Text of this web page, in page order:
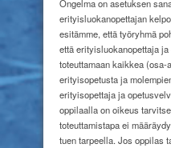
Ongelma on asetuksen
erityisluokanopettajan
esitämme, että työryhmä
että erityisluokanopettaja
toteuttamaan kaikkea
erityisopetusta ja
erityisopettaja ja
oppilaalla on oikeus
toteuttamistapa ei
tuen tarpeella. Jos oppilas